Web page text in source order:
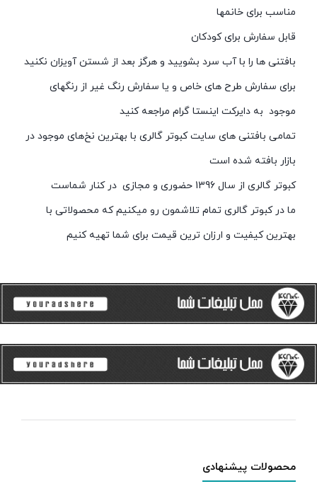
مناسب برای خانمها
قابل سفارش برای کودکان
بافتنی ها را با آب سرد بشویید و هرگز بعد از شستن آویزان نکنید
برای سفارش طرح های خاص و یا سفارش رنگ غیر از رنگهای
موجود به دایرکت اینستا گرام مراجعه کنید
تمامی بافتنی های سایت کبوتر گالری با بهترین نخ‌های موجود در
بازار بافته شده است
کبوتر گالری از سال 1396 حضوری و مجازی در کنار شماست
ما در کبوتر گالری تمام تلاشمون رو میکنیم که محصولاتی با
بهترین کیفیت و ارزان ترین قیمت برای شما تهیه کنیم
محصولات پیشنهادی